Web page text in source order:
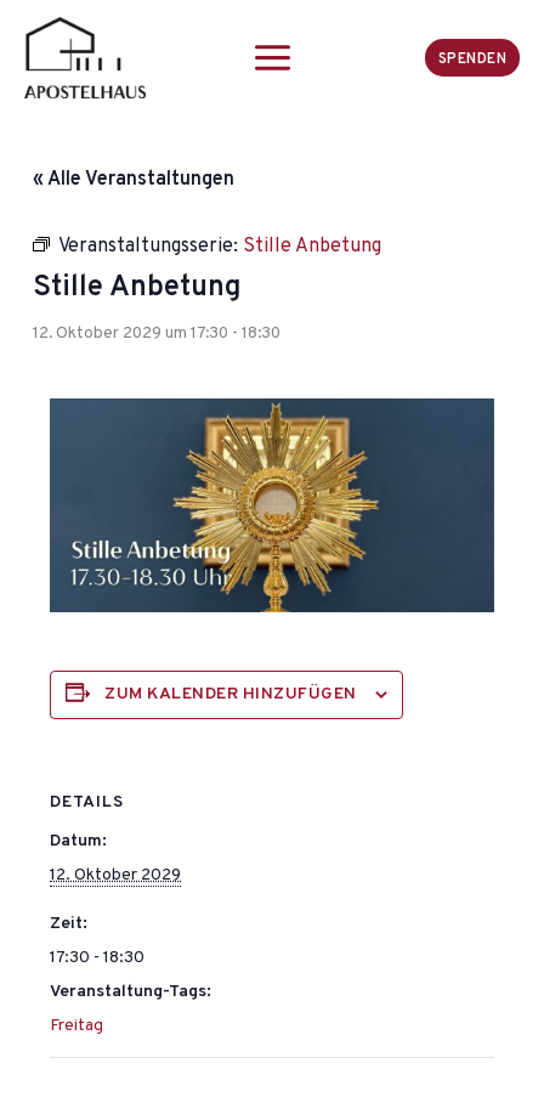
springen
SPENDEN
« Alle Veranstaltungen
Veranstaltungsserie: Stille Anbetung
Stille Anbetung
12. Oktober 2029 um 17:30 -18:30
ZUM KALENDER HINZUFÜGEN
DETAILS
Datum:
12. Oktober 2029
Zeit:
17:30 - 18:30
Veranstaltung-Tags:
Freitag